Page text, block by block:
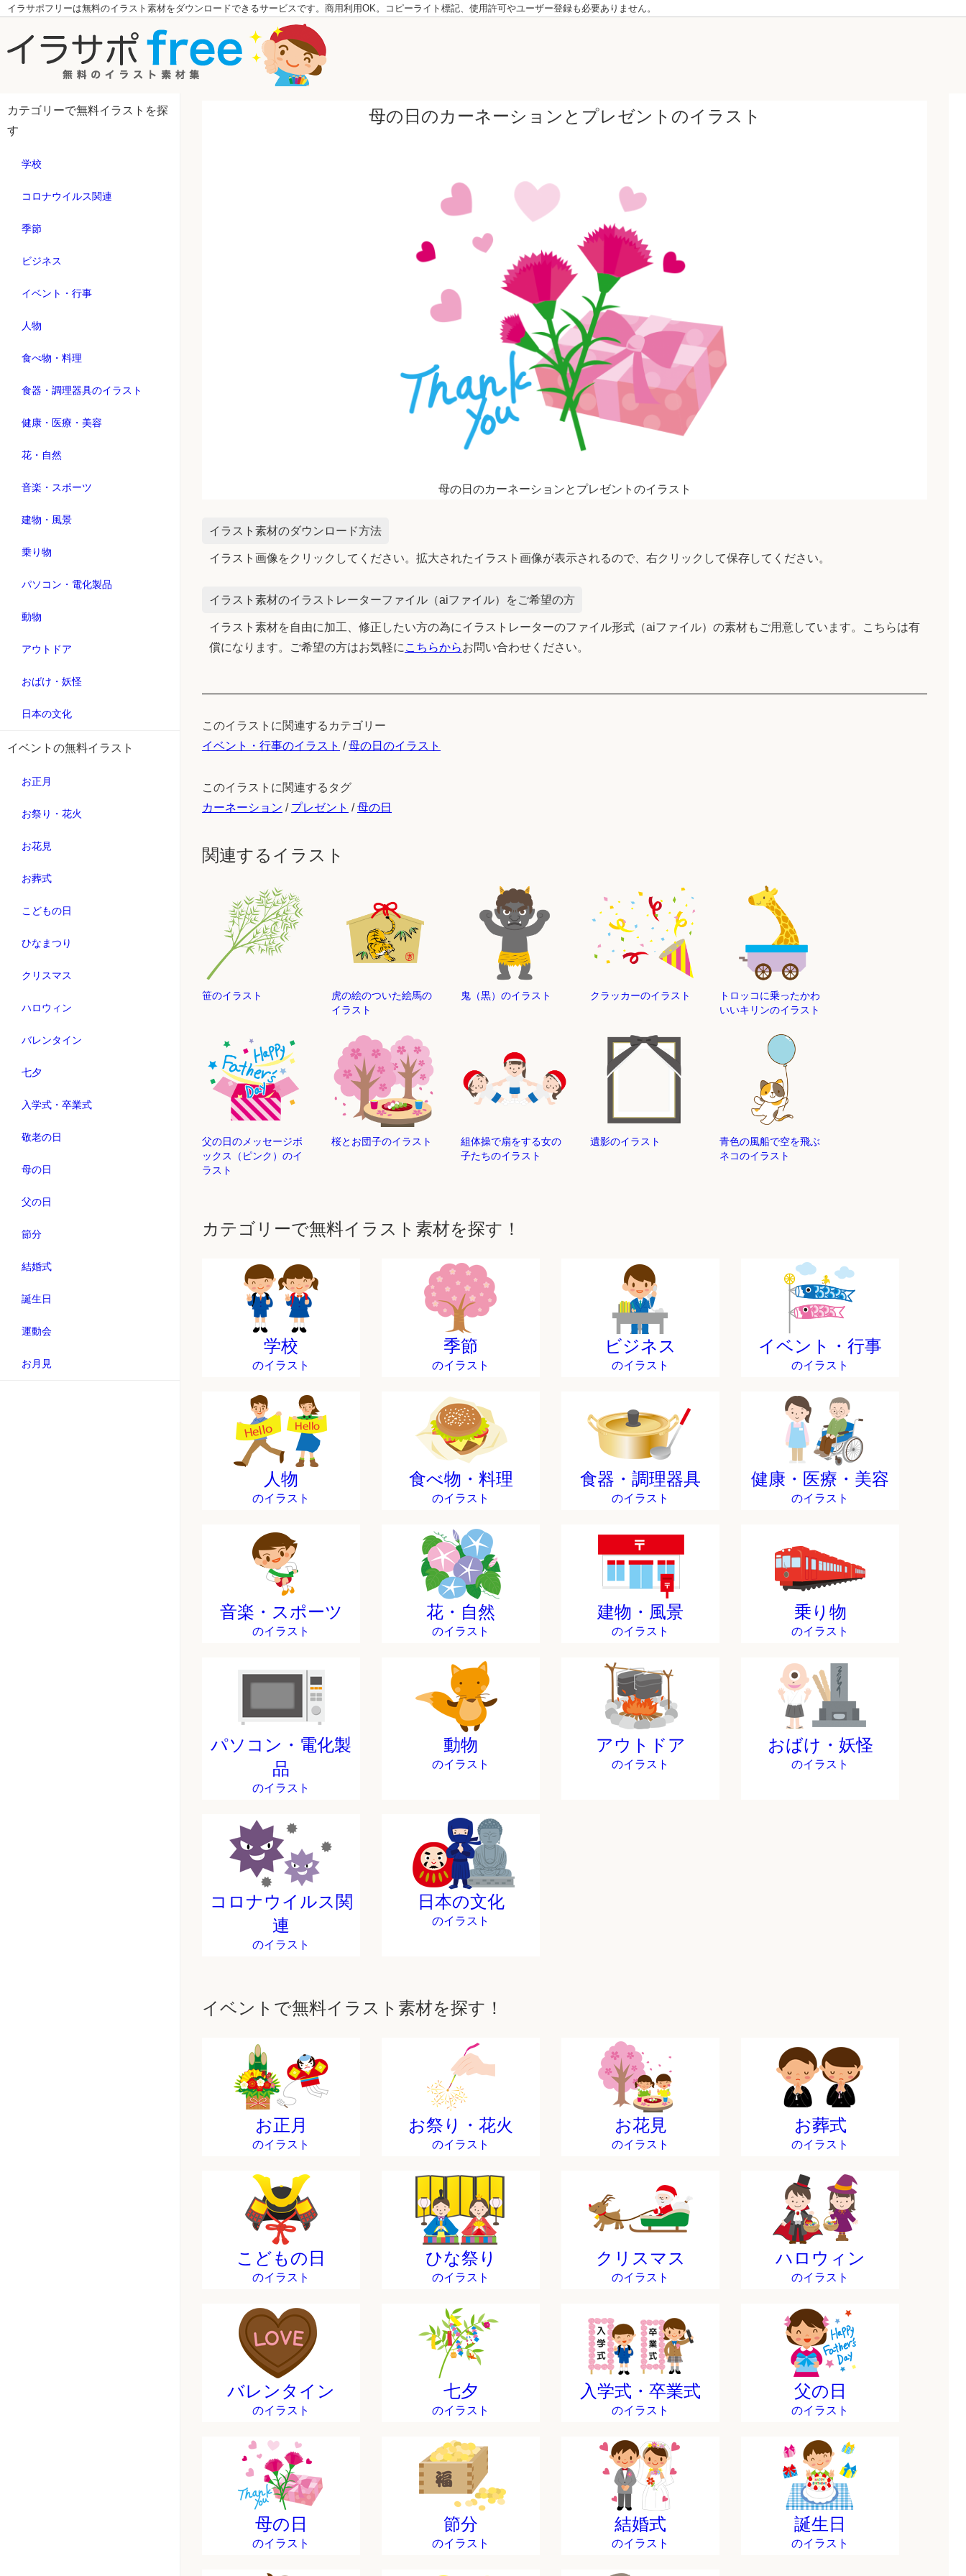
イラサポフリーは無料のイラスト素材をダウンロードできるサービスです。商用利用OK。コピーライト標記、使用許可やユーザー登録も必要ありません。
カテゴリーで無料イラストを探
す
学校
コロナウイルス関連
季節
ビジネス
イベント・行事
人物
食べ物・料理
食器・調理器具のイラスト
健康・医療・美容
花・自然
音楽・スポーツ
建物・風景
乗り物
パソコン・電化製品
動物
アウトドア
おばけ・妖怪
日本の文化
イベントの無料イラスト
お正月
お祭り・花火
お花見
お葬式
こどもの日
ひなまつり
クリスマス
ハロウィン
バレンタイン
七夕
入学式・卒業式
敬老の日
母の日
父の日
節分
結婚式
誕生日
運動会
お月見
母の日のカーネーションとプレゼントのイラスト
母の日のカーネーションとプレゼントのイラスト
イラスト素材のダウンロード方法
イラスト画像をクリックしてください。拡大されたイラスト画像が表示されるので、右クリックして保存してください。
イラスト素材のイラストレーターファイル（aiファイル）をご希望の方
イラスト素材を自由に加工、修正したい方の為にイラストレーターのファイル形式（aiファイル）の素材もご用意しています。こちらは有
償になります。ご希望の方はお気軽に こちらからお問い合わせください。
このイラストに関連するカテゴリー
イベント・行事のイラスト /母の日のイラスト
このイラストに関連するタグ
カーネーション / プレゼント /母の日
関連するイラスト
笹のイラスト
虎の絵のついた絵馬の
イラスト
鬼（黒）のイラスト クラッカーのイラスト
トロッコに乗ったかわ
いいキリンのイラスト
父の日のメッセージボ
ックス（ピンク）のイ
ラスト
桜とお団子のイラスト
組体操で扇をする女の
子たちのイラスト
遺影のイラスト
青色の風船で空を飛ぶ
ネコのイラスト
カテゴリーで無料イラスト素材を探す！
学校
のイラスト
季節
のイラスト
ビジネス
のイラスト
イベント・行事
のイラスト
人物
のイラスト
食べ物・料理
のイラスト
食器・調理器具
のイラスト
健康・医療・美容
のイラスト
音楽・スポーツ
のイラスト
花・自然
のイラスト
建物・風景
のイラスト
乗り物
のイラスト
パソコン・電化製
品
のイラスト
動物
のイラスト
アウトドア
のイラスト
おばけ・妖怪
のイラスト
コロナウイルス関
連
のイラスト
日本の文化
のイラスト
イベントで無料イラスト素材を探す！
お正月
のイラスト
お祭り・花火
のイラスト
お花見
のイラスト
お葬式
のイラスト
こどもの日
のイラスト
ひな祭り
のイラスト
クリスマス
のイラスト
ハロウィン
のイラスト
バレンタイン
のイラスト
七夕
のイラスト
入学式・卒業式
のイラスト
父の日
のイラスト
母の日
のイラスト
節分
のイラスト
結婚式
のイラスト
誕生日
のイラスト